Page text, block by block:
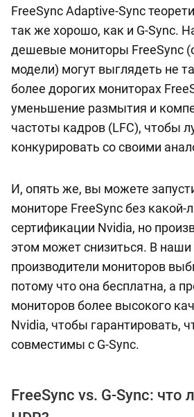
FreeSync Adaptive-Sync
так же хорошо, как и G-Sync.
дешевые мониторы FreeSync
модели) могут выглядеть не
более дорогих мониторах
уменьшение размытия и
частоты кадров (LFC), чтобы
конкурировать со своими
И, опять же, вы можете
мониторе FreeSync без какой-
сертификации Nvidia, но
этом может снизиться. В наши
производители мониторов
потому что она бесплатна, а
мониторов более высокого
Nvidia, чтобы гарантировать,
совместимы с G-Sync.
FreeSync vs. G-Sync: что